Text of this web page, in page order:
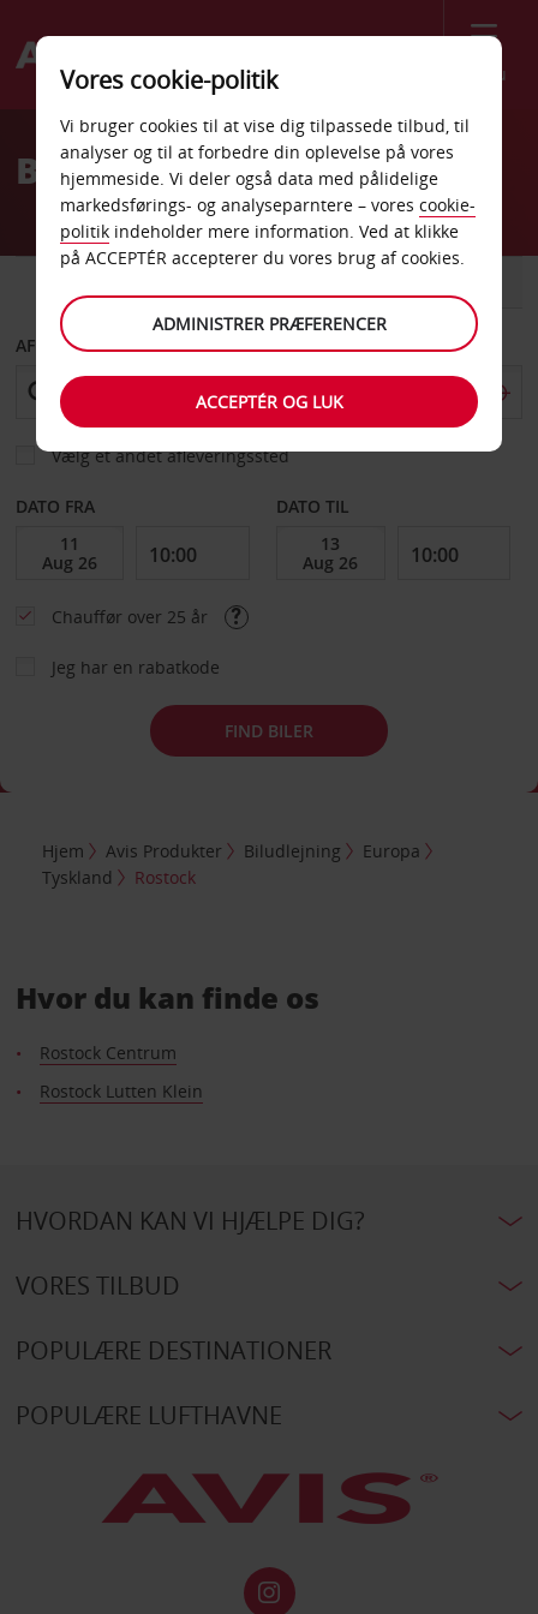
Menu
Welcome
AvisBilleje Rostock
AFHENT FRA
Vælg et andet afleveringssted
DATO FRA DATO TIL
Chauffør over 25 år
Jeg har en rabatkode
FIND BILER
Hjem Avis Produkter Biludlejning
Europa
Tyskland
Rostock
Hvor du kan finde os
Rostock Centrum
Rostock Lutten Klein
HVORDAN KAN VI HJÆLPE DIG?
VORES TILBUD
POPULÆRE DESTINATIONER
POPULÆRE LUFTHAVNE
Vores cookie-politik
Vi bruger cookies til at vise dig tilpassede tilbud, til
analyser og til at forbedre din oplevelse på vores
hjemmeside. Vi deler også data med pålidelige
markedsførings- og analyseparntere – vores cookie-
politik indeholder mere information. Ved at klikke
på ACCEPTÉR accepterer du vores brug af cookies.
ADMINISTRER PRÆFERENCER
ACCEPTÉR OG LUK